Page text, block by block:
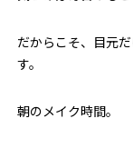
だからこそ、目元
す。
朝のメイク時間。